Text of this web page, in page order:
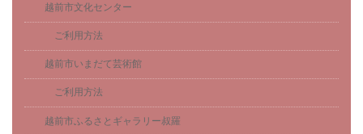
越前市文化センター
ご利用方法
越前市いまだて芸術館
ご利用方法
越前市ふるさとギャラリー叔羅